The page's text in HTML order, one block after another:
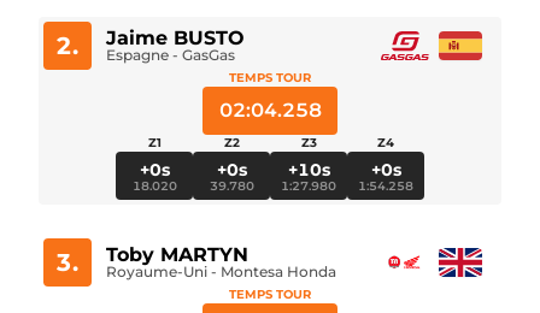
2. Jaime BUSTO
Espagne - GasGas
TEMPS TOUR
02:04.258
Z1
+0s
18.020
Z2
+0s
39.780
Z3
+10s
1:27.980
Z4
+0s
1:54.258
3. Toby MARTYN
Royaume-Uni - Montesa Honda
TEMPS TOUR